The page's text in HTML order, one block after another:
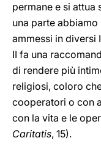
permane e si attua
una parte
ammessi in diversi
II fa una
di rendere più
religiosi, coloro
cooperatori o con
con la vita e le
Caritatis, 15).